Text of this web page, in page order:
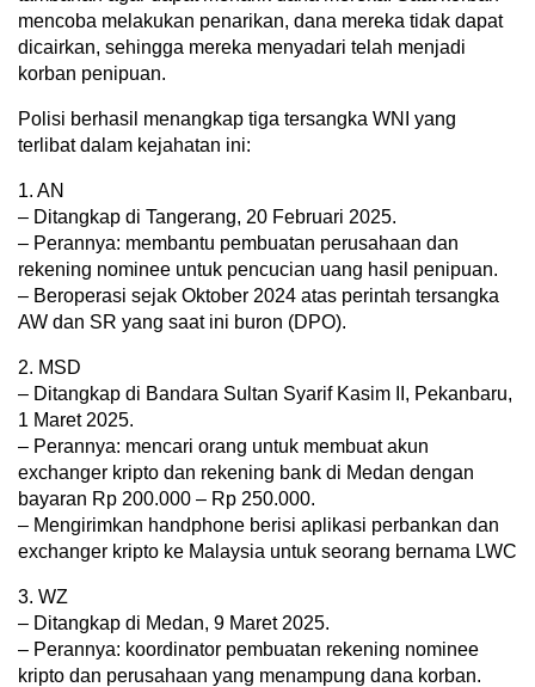
mencoba melakukan penarikan, dana mereka tidak dapat
dicairkan, sehingga mereka menyadari telah menjadi
korban penipuan.
Polisi berhasil menangkap tiga tersangka WNI yang
terlibat dalam kejahatan ini:
1. AN
– Ditangkap di Tangerang, 20 Februari 2025.
– Perannya: membantu pembuatan perusahaan dan
rekening nominee untuk pencucian uang hasil penipuan.
– Beroperasi sejak Oktober 2024 atas perintah tersangka
AW dan SR yang saat ini buron (DPO).
2. MSD
– Ditangkap di Bandara Sultan Syarif Kasim II, Pekanbaru,
1 Maret 2025.
– Perannya: mencari orang untuk membuat akun
exchanger kripto dan rekening bank di Medan dengan
bayaran Rp 200.000 – Rp 250.000.
– Mengirimkan handphone berisi aplikasi perbankan dan
exchanger kripto ke Malaysia untuk seorang bernama LWC
3. WZ
– Ditangkap di Medan, 9 Maret 2025.
– Perannya: koordinator pembuatan rekening nominee
kripto dan perusahaan yang menampung dana korban.